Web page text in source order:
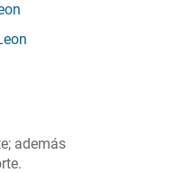
además